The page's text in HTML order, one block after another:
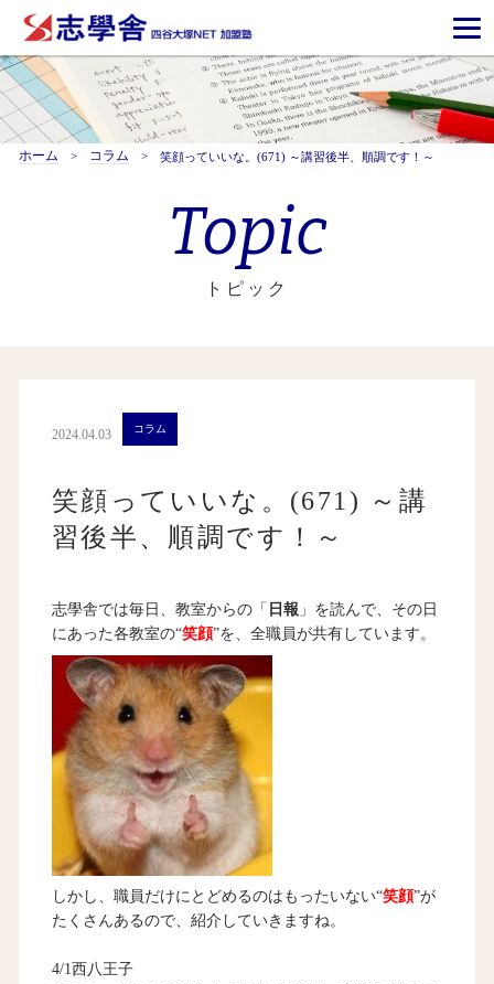
ホーム コラム 笑顔っていいな。(671) ～講習後半、順調です！～
Topic
トピック
2024.04.03 コラム
笑顔っていいな。(671) ～講
習後半、順調です！～
志學舎では毎日、教室からの「 日報 」を読んで、その日
にあった各教室の“笑顔”を、全職員が共有しています。
しかし、職員だけにとどめるのはもったいない“笑顔”が
たくさんあるので、紹介していきますね。
4/1西八王子